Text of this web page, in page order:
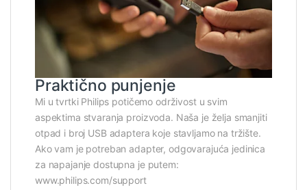
Praktično punjenje
Mi u tvrtki Philips potičemo održivost u svim
aspektima stvaranja proizvoda. Naša je želja smanjiti
otpad i broj USB adaptera koje stavljamo na tržište.
Ako vam je potreban adapter, odgovarajuća jedinica
za napajanje dostupna je putem:
www.philips.com/support